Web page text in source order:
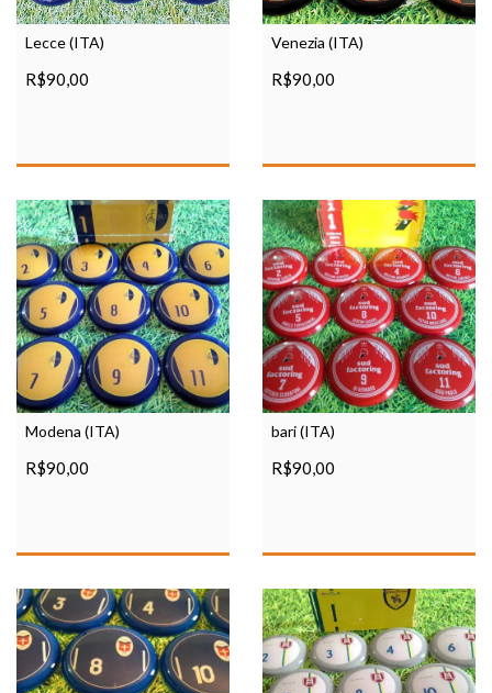
Lecce (ITA)
R$90,00
Venezia (ITA)
R$90,00
Modena (ITA)
R$90,00
bari (ITA)
R$90,00